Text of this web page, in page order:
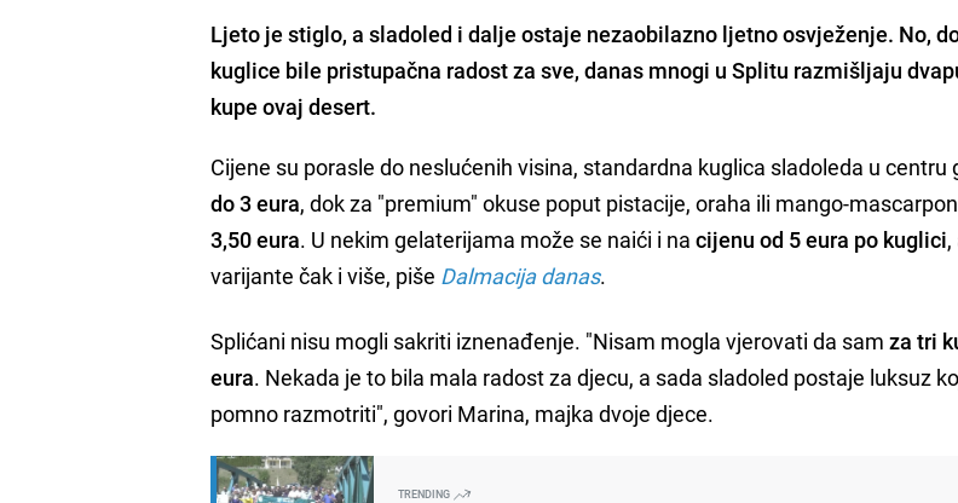
Ljeto je stiglo, a sladoled i dalje ostaje nezaobilazno ljetno osvježenje. No,
kuglice bile pristupačna radost za sve, danas mnogi u Splitu razmišljaju
kupe ovaj desert.
Cijene su porasle do neslućenih visina, standardna kuglica sladoleda u centru
do 3 eura, dok za "premium" okuse poput pistacije, oraha ili mango-
3,50 eura. U nekim gelaterijama može se naići i nacijenu od 5 eura po kuglici
varijante čak i više, piše Dalmacija danas.
Splićani nisu mogli sakriti iznenađenje. "Nisam mogla vjerovati da samza tri
eura. Nekada je to bila mala radost za djecu, a sada sladoled postaje luksuz
pomno razmotriti", govori Marina, majka dvoje djece.
TRENDING